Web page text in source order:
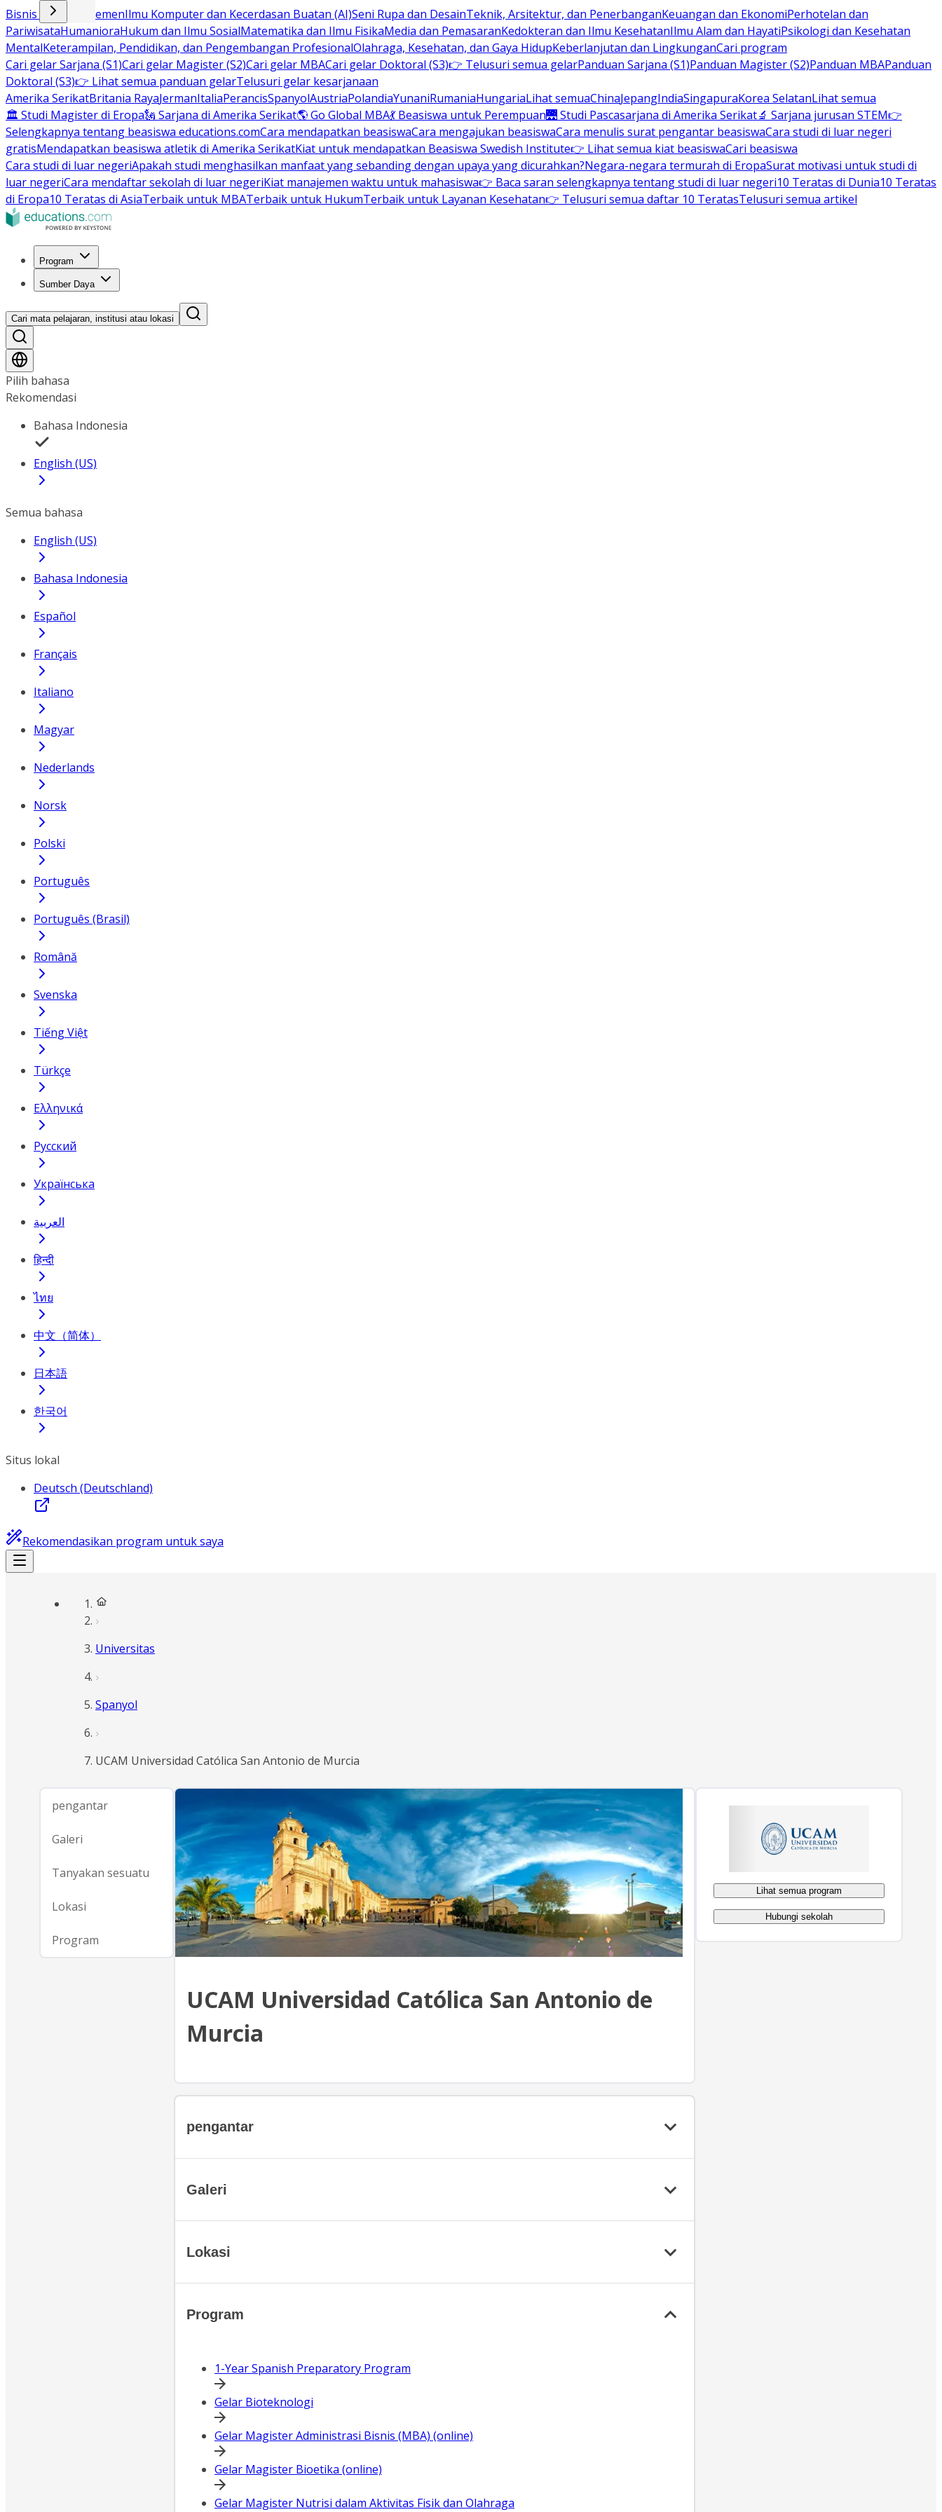
Bisnis dan ManajemenIlmu Komputer dan Kecerdasan Buatan (AI)Seni Rupa dan DesainTeknik, Arsitektur, dan PenerbanganKeuangan dan EkonomiPerhotelan dan
PariwisataHumanioraHukum dan Ilmu SosialMatematika dan Ilmu FisikaMedia dan PemasaranKedokteran dan Ilmu KesehatanIlmu Alam dan HayatiPsikologi dan Kesehatan
MentalKeterampilan, Pendidikan, dan Pengembangan ProfesionalOlahraga, Kesehatan, dan Gaya HidupKeberlanjutan dan LingkunganCari program
Cari gelar Sarjana (S1)Cari gelar Magister (S2)Cari gelar MBACari gelar Doktoral (S3)👉 Telusuri semua gelarPanduan Sarjana (S1)Panduan Magister (S2)Panduan MBAPanduan
Doktoral (S3)👉 Lihat semua panduan gelarTelusuri gelar kesarjanaan
Amerika SerikatBritania RayaJermanItaliaPerancisSpanyolAustriaPolandiaYunaniRumaniaHungariaLihat semuaChinaJepangIndiaSingapuraKorea SelatanLihat semua
🏛 Studi Magister di Eropa🗽 Sarjana di Amerika Serikat🌎 Go Global MBA💃 Beasiswa untuk Perempuan🌉 Studi Pascasarjana di Amerika Serikat🔬 Sarjana jurusan STEM👉
Selengkapnya tentang beasiswa educations.comCara mendapatkan beasiswaCara mengajukan beasiswaCara menulis surat pengantar beasiswaCara studi di luar negeri
gratisMendapatkan beasiswa atletik di Amerika SerikatKiat untuk mendapatkan Beasiswa Swedish Institute👉 Lihat semua kiat beasiswaCari beasiswa
Cara studi di luar negeriApakah studi menghasilkan manfaat yang sebanding dengan upaya yang dicurahkan?Negara-negara termurah di EropaSurat motivasi untuk studi di
luar negeriCara mendaftar sekolah di luar negeriKiat manajemen waktu untuk mahasiswa👉 Baca saran selengkapnya tentang studi di luar negeri10 Teratas di Dunia10 Teratas
di Eropa10 Teratas di AsiaTerbaik untuk MBATerbaik untuk HukumTerbaik untuk Layanan Kesehatan👉 Telusuri semua daftar 10 TeratasTelusuri semua artikel
Program
Sumber Daya
Cari mata pelajaran, institusi atau lokasi
Pilih bahasa
Rekomendasi
Bahasa Indonesia
English (US)
Semua bahasa
English (US)
Bahasa Indonesia
Español
Français
Italiano
Magyar
Nederlands
Norsk
Polski
Português
Português (Brasil)
Română
Svenska
Tiếng Việt
Türkçe
Ελληνικά
Русский
Українська
العربية
हिन्दी
ไทย
中文（简体）
日本語
한국어
Situs lokal
Deutsch (Deutschland)
Rekomendasikan program untuk saya
Universitas
Spanyol
UCAM Universidad Católica San Antonio de Murcia
pengantar
Galeri
Tanyakan sesuatu
Lokasi
Program
UCAM Universidad Católica San Antonio de
Murcia
pengantar
Galeri
Lokasi
Program
1-Year Spanish Preparatory Program
Gelar Bioteknologi
Gelar Magister Administrasi Bisnis (MBA) (online)
Gelar Magister Bioetika (online)
Gelar Magister Nutrisi dalam Aktivitas Fisik dan Olahraga
Lihat semua program
Hubungi sekolah